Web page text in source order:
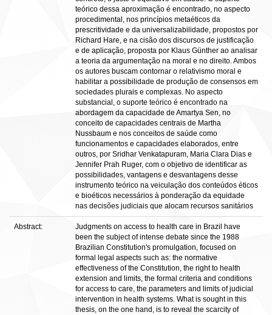
teórico dessa aproximação é encontrado, no aspecto
procedimental, nos princípios metaéticos da
prescritividade e da universalizabilidade, propostos por
Richard Hare, e na cisão dos discursos de justificação
e de aplicação, proposta por Klaus Günther ao analisar
a teoria da argumentação na moral e no direito. Ambos
os autores buscam contornar o relativismo moral e
habilitar a possibilidade de produção de consensos em
sociedades plurais e complexas. No aspecto
substancial, o suporte teórico é encontrado na
abordagem da capacidade de Amartya Sen, no
conceito de capacidades centrais de Martha
Nussbaum e nos conceitos de saúde como
funcionamentos e capacidades elaborados, entre
outros, por Sridhar Venkatapuram, Maria Clara Dias e
Jennifer Prah Ruger, com o objetivo de identificar as
possibilidades, vantagens e desvantagens desse
instrumento teórico na veiculação dos conteúdos éticos
e bioéticos necessários à ponderação da equidade
nas decisões judiciais que alocam recursos sanitários
Abstract:
Judgments on access to health care in Brazil have
been the subject of intense debate since the 1988
Brazilian Constitution's promulgation, focused on
formal legal aspects such as: the normative
effectiveness of the Constitution, the right to health
extension and limits, the formal criteria and conditions
for access to care, the parameters and limits of judicial
intervention in health systems. What is sought in this
thesis, on the one hand, is to reveal the scarcity of